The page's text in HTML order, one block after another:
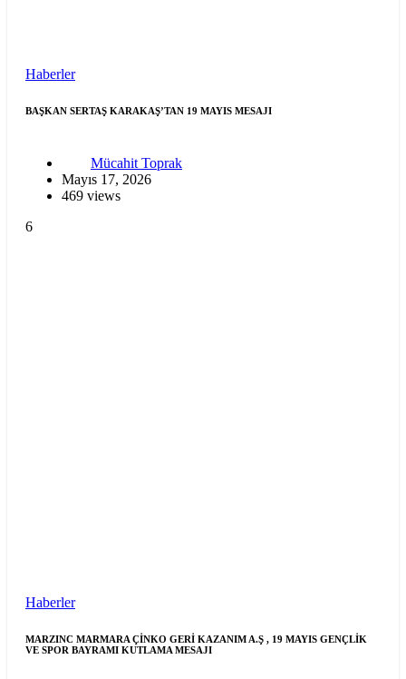
Haberler
BAŞKAN SERTAŞ KARAKAŞ’TAN 19 MAYIS MESAJI
Mücahit Toprak
Mayıs 17, 2026
469 views
6
Haberler
MARZINC MARMARA ÇİNKO GERİ KAZANIM A.Ş , 19 MAYIS GENÇLİK
VE SPOR BAYRAMI KUTLAMA MESAJI